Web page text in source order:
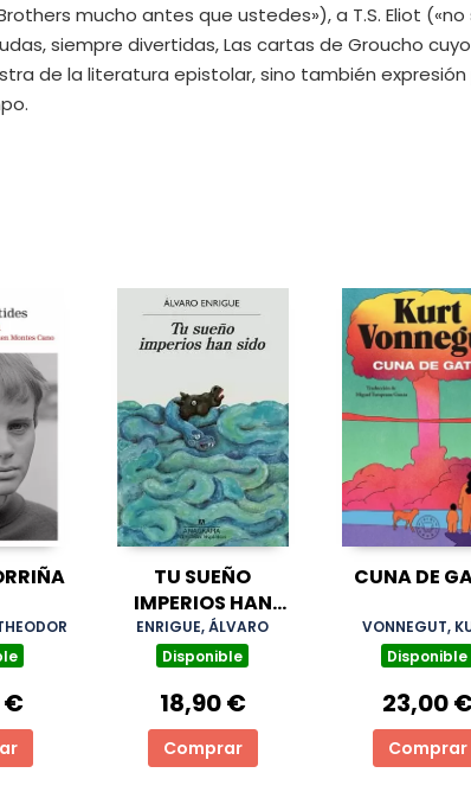
mucho antes que ustedes»), a T.S. Eliot
siempre divertidas, Las cartas de Groucho
de la literatura epistolar, sino también
€
TU SUEÑO
IMPERIOS HAN
SIDO
ENRIGUE, ÁLVARO
Disponible
18,90 €
Comprar
CUNA DE
VONNEGUT,
Disponible
23,00
Comprar